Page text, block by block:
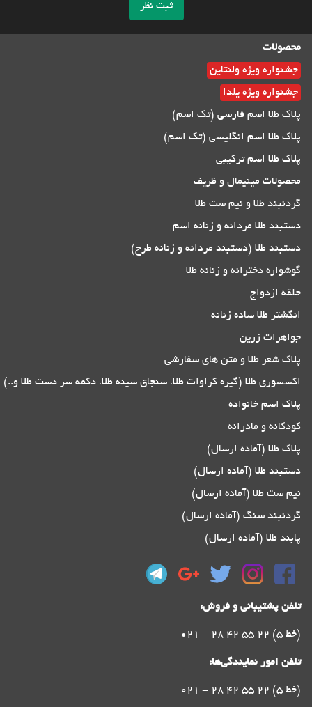
ثبت نظر
محصولات
جشنواره ویژه ولنتاین
جشنواره ویژه یلدا
پلاک طلا اسم فارسی (تک اسم)
پلاک طلا اسم انگلیسی (تک اسم)
پلاک طلا اسم ترکیبی
محصولات مینیمال و ظریف
گردنبند طلا و نیم ست طلا
دستبند طلا مردانه و زنانه اسم
دستبند طلا (دستبند مردانه و زنانه طرح)
گوشواره دخترانه و زنانه طلا
حلقه ازدواج
انگشتر طلا ساده زنانه
جواهرات زرین
پلاک شعر طلا و متن های سفارشی
اکسسوری طلا (گیره کراوات طلا، سنجاق سینه طلا، دکمه سر دست طلا و..)
پلاک اسم خانواده
کودکانه و مادرانه
پلاک طلا (آماده ارسال)
دستبند طلا (آماده ارسال)
نیم ست طلا (آماده ارسال)
گردنبند سنگ (آماده ارسال)
پابند طلا (آماده ارسال)
تلفن پشتیبانی و فروش:
021 - 28 42 55 22 (5 خط)
تلفن امور نمایندگی‌ها:
021 - 28 42 55 22 (5 خط)